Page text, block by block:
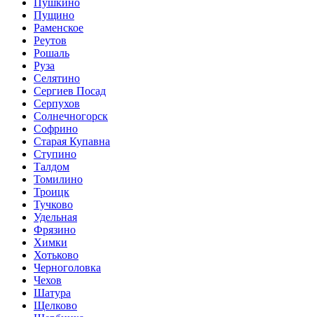
Пушкино
Пущино
Раменское
Реутов
Рошаль
Руза
Селятино
Сергиев Посад
Серпухов
Солнечногорск
Софрино
Старая Купавна
Ступино
Талдом
Томилино
Троицк
Тучково
Удельная
Фрязино
Химки
Хотьково
Черноголовка
Чехов
Шатура
Щелково